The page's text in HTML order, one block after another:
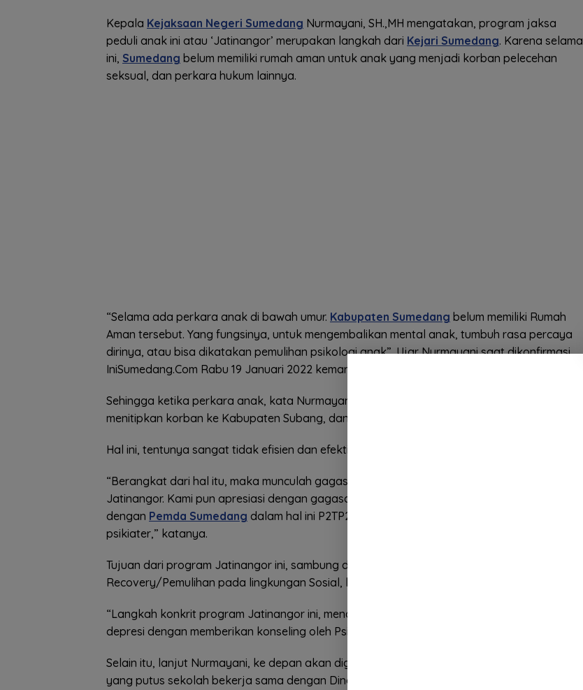
Kepala Kejaksaan Negeri Sumedang Nurmayani, SH.,MH mengatakan, program jaksa
peduli anak ini atau ‘Jatinangor’ merupakan langkah dari Kejari Sumedang. Karena selama
ini, Sumedang belum memiliki rumah aman untuk anak yang menjadi korban pelecehan
seksual, dan perkara hukum lainnya.
“Selama ada perkara anak di bawah umur. Kabupaten Sumedang belum memiliki Rumah
Aman tersebut. Yang fungsinya, untuk mengembalikan mental anak, tumbuh rasa percaya
dirinya, atau bisa dikatakan pemulihan psikologi anak”. Ujar Nurmayani saat dikonfirmasi
IniSumedang.Com Rabu 19 Januari 2022 kemarin, di Ruang kerjanya.
Sehingga ketika perkara anak, kata Nurmayani, pihak
menitipkan korban ke Kabupaten Subang, dan ke Bogor.
Hal ini, tentunya sangat tidak efisien dan efektif, mengingat jarak tempuh saja sudah jauh.
“Berangkat dari hal itu, maka munculah gagasan dari jaksa kami, bu Dewi dengan program
Jatinangor. Kami pun apresiasi dengan gagasan itu, langsung ditindak lanjuti, berkordinasi
dengan Pemda Sumedang dalam hal ini P2TP2A yang mempasilitasi psikologi dan
psikiater,” katanya.
Tujuan dari program Jatinangor ini, sambung dia, yaitu pemulihan terbaik bagi anak dengan
Recovery/Pemulihan pada lingkungan Sosial, lingkungan Pendidikan dan keagamaan.
“Langkah konkrit program Jatinangor ini, mendampingi anak saksi korban yang mengalami
depresi dengan memberikan konseling oleh Psikologi dan Psikiater,” ucapnya.
Selain itu, lanjut Nurmayani, ke depan akan digunakan untuk mempasilitasi anak korban
yang putus sekolah bekerja sama dengan Dinas Pendidikan, keagamaan, dan berikan